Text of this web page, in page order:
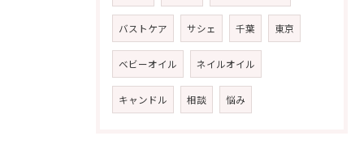
バストケア サシェ 千葉 東京
ベビーオイル ネイルオイル
キャンドル 相談 悩み